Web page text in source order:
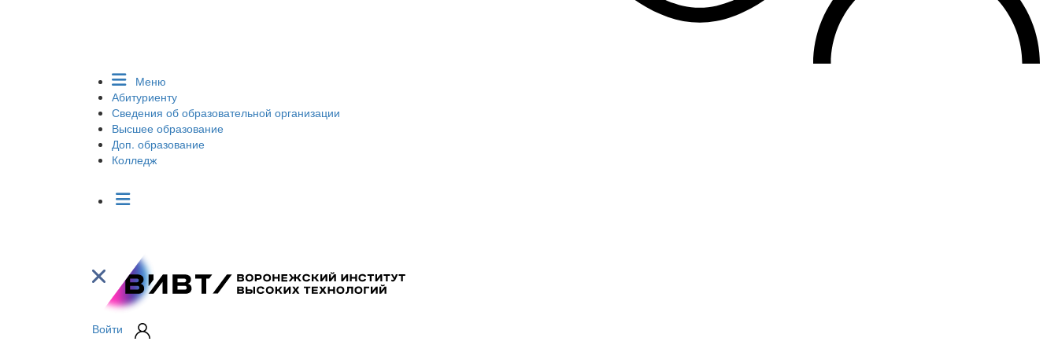
Меню
Абитуриенту
Сведения об образовательной организации
Высшее образование
Доп. образование
Колледж
Войти